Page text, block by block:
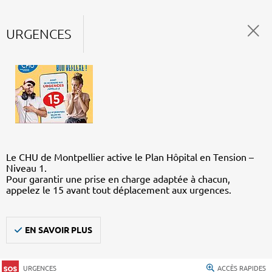
URGENCES
Le CHU de Montpellier active le Plan Hôpital en Tension –
Niveau 1.
Pour garantir une prise en charge adaptée à chacun,
appelez le 15 avant tout déplacement aux urgences.
EN SAVOIR PLUS
URGENCES ACCÈS RAPIDES